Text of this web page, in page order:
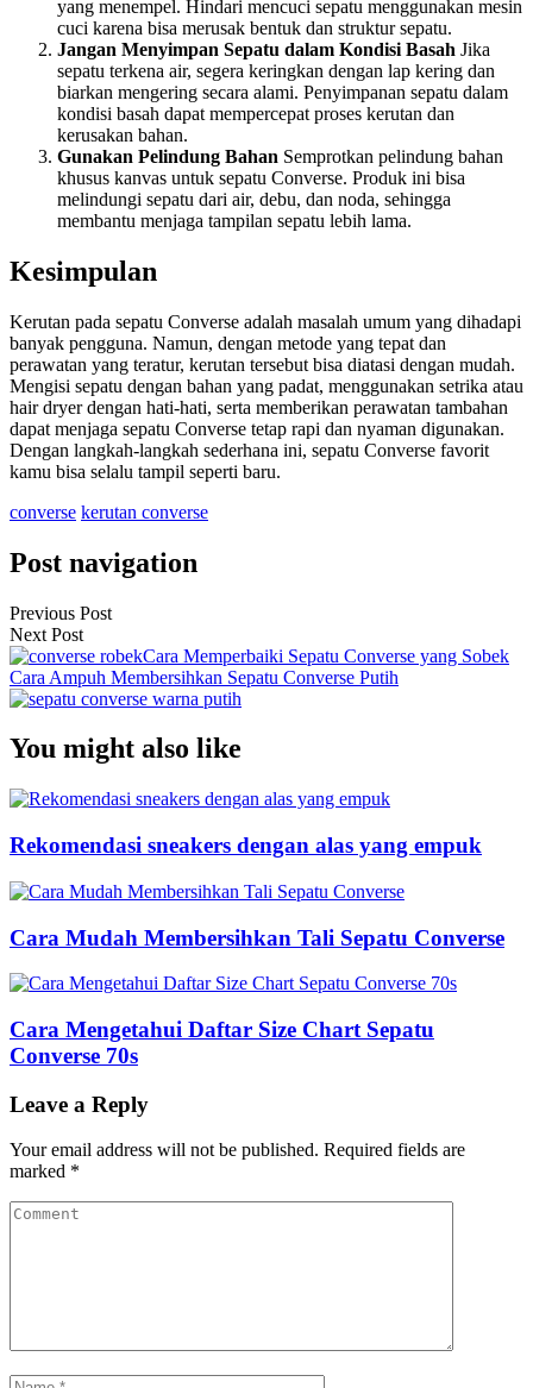
yang menempel. Hindari mencuci sepatu menggunakan mesin
cuci karena bisa merusak bentuk dan struktur sepatu.
Jangan Menyimpan Sepatu dalam Kondisi Basah Jika
sepatu terkena air, segera keringkan dengan lap kering dan
biarkan mengering secara alami. Penyimpanan sepatu dalam
kondisi basah dapat mempercepat proses kerutan dan
kerusakan bahan.
Gunakan Pelindung Bahan Semprotkan pelindung bahan
khusus kanvas untuk sepatu Converse. Produk ini bisa
melindungi sepatu dari air, debu, dan noda, sehingga
membantu menjaga tampilan sepatu lebih lama.
Kesimpulan
Kerutan pada sepatu Converse adalah masalah umum yang dihadapi
banyak pengguna. Namun, dengan metode yang tepat dan
perawatan yang teratur, kerutan tersebut bisa diatasi dengan mudah.
Mengisi sepatu dengan bahan yang padat, menggunakan setrika atau
hair dryer dengan hati-hati, serta memberikan perawatan tambahan
dapat menjaga sepatu Converse tetap rapi dan nyaman digunakan.
Dengan langkah-langkah sederhana ini, sepatu Converse favorit
kamu bisa selalu tampil seperti baru.
converse kerutan converse
Post navigation
Previous Post
Next Post
Cara Memperbaiki Sepatu Converse yang Sobek
Cara Ampuh Membersihkan Sepatu Converse Putih
You might also like
Rekomendasi sneakers dengan alas yang empuk
Cara Mudah Membersihkan Tali Sepatu Converse
Cara Mengetahui Daftar Size Chart Sepatu
Converse 70s
Leave a Reply
Your email address will not be published. Required fields are
marked *